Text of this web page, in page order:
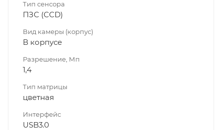
Тип сенсора
ПЗС (CCD)
Вид камеры (корпус)
В корпусе
Разрешение, Мп
1,4
Тип матрицы
цветная
Интерфейс
USB3.0